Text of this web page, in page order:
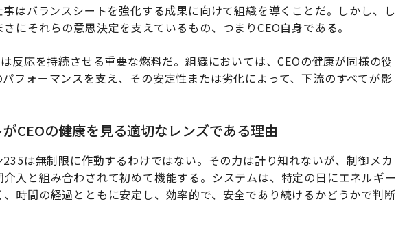
はバランスシートを強化する成果に向けて組織を導くことだ。しかし、し
にそれらの意思決定を支えているもの、つまりCEO自身である。
反応を持続させる重要な燃料だ。組織においては、CEOの健康が同様の役
フォーマンスを支え、その安定性または劣化によって、下流のすべてが影
CEOの健康を見る適切なレンズである理由
は無制限に作動するわけではない。その力は計り知れないが、制御メカ
入と組み合わされて初めて機能する。システムは、特定の日にエネルギー
時間の経過とともに安定し、効率的で、安全であり続けるかどうかで判断